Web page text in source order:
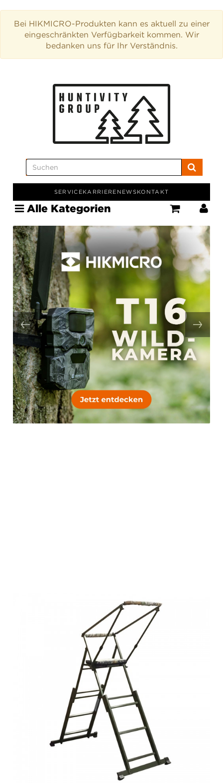
Bei HIKMICRO-Produkten kann es aktuell zu einer
eingeschränkten Verfügbarkeit kommen. Wir
bedanken uns für Ihr Verständnis.
SERVICEKARRIERE NEWSKONTAKT
Alle Kategorien